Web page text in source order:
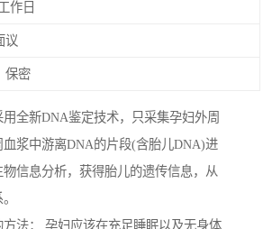
作日
议
保密
全新DNA鉴定技术，只采集孕妇外周
血浆中游离DNA的片段(含胎儿DNA)进
信息分析，获得胎儿的遗传信息，从
法： 孕妇应该在充足睡眠以及无身体